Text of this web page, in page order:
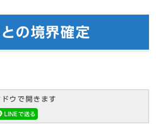
の境界確定
ウで開きます